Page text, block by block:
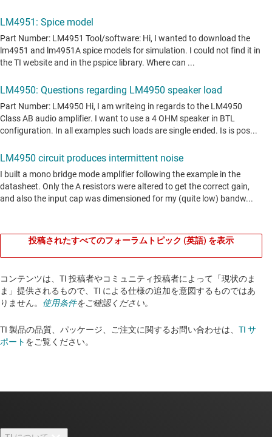
投稿されたすべてのフォーラムトピック (英語) を表示
コンテンツは、TI 投稿者やコミュニティ投稿者によって「現状のま
ま」提供されるもので、TI による仕様の追加を意図するものではあ
りません。 使用条件をご確認ください。
TI 製品の品質、パッケージ、ご注文に関するお問い合わせは、 TI サ
ポート をご覧ください。​​​​​​​​​​​​​​